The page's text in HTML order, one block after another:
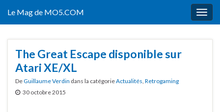
Le Mag de MO5.COM
The Great Escape disponible sur
Atari XE/XL
DeGuillaume Verdin dans la catégorieActualités, Retrogaming
30 octobre 2015